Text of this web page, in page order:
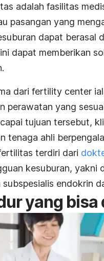
adalah fasilitas
pasangan yang
dapat berasal
dapat memberikan
dari fertility center
perawatan yang
tujuan tersebut,
tenaga ahli
terdiri dari
kesuburan,
subspesialis endokrin
yang